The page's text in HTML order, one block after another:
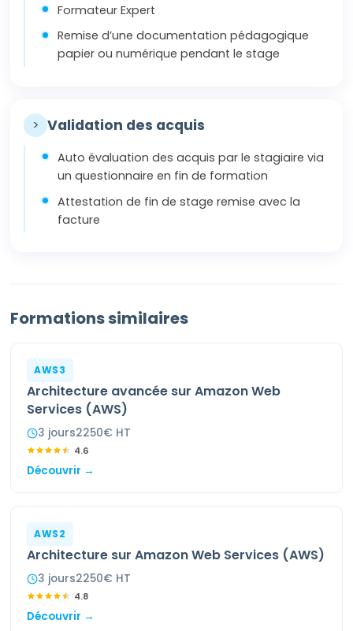
Formateur Expert
Remise d’une documentation pédagogique
papier ou numérique pendant le stage
> Validation des acquis
Auto évaluation des acquis par le stagiaire via
un questionnaire en fin de formation
Attestation de fin de stage remise avec la
facture
Formations similaires
AWS3
Architecture avancée sur Amazon Web
Services (AWS)
3 jours2250€ HT
4.6
Découvrir →
AWS2
Architecture sur Amazon Web Services (AWS)
3 jours2250€ HT
4.8
Découvrir →